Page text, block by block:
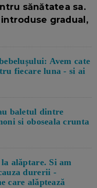
sănătatea sa.
gradual,
Avem cate
fiecare luna - si ai
baletul dintre
si oboseala crunta
alăptare. Si am
durerii -
care alăptează